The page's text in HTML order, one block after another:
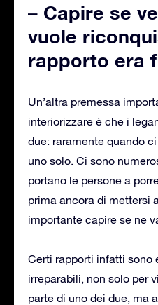
– Capire se
vuole
rapporto era
Un’altra premessa
interiorizzare è che i
due: raramente quando
uno solo. Ci sono
portano le persone a
prima ancora di mettersi
importante capire se ne
Certi rapporti infatti sono
irreparabili, non solo per
parte di uno dei due, ma